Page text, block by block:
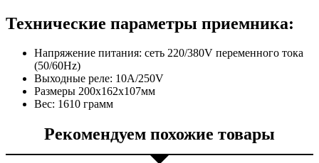
Технические параметры приемника:
Напряжение питания: сеть 220/380V переменного тока
(50/60Hz)
Выходные реле: 10А/250V
Размеры 200x162x107мм
Вес: 1610 грамм
Рекомендуем похожие товары